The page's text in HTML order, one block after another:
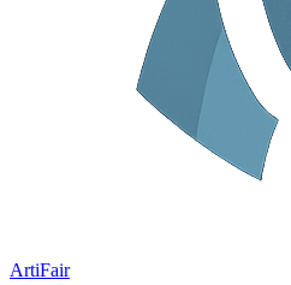
ArtiFair